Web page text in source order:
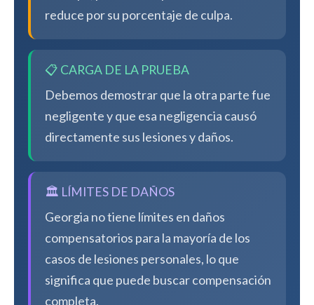
reduce por su porcentaje de culpa.
📋 CARGA DE LA PRUEBA
Debemos demostrar que la otra parte fue
negligente y que esa negligencia causó
directamente sus lesiones y daños.
🏛️ LÍMITES DE DAÑOS
Georgia no tiene límites en daños
compensatorios para la mayoría de los
casos de lesiones personales, lo que
significa que puede buscar compensación
completa.